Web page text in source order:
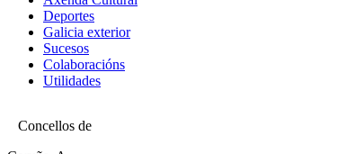
Deportes
Galicia exterior
Sucesos
Colaboracións
Utilidades
Concellos de